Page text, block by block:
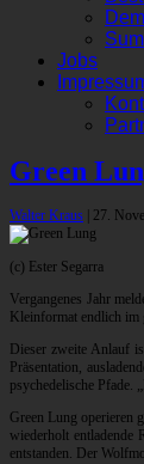
Jobs
Green
Walter Kraus 27.
(c) Ester Segarra
Vergangenes Jahr
Kleinformat endlich im
Dieser zweite Anlauf
Präsentation,
psychedelische Pfade.
Green Lung operieren
wiederholt entladende
entstanden. Der